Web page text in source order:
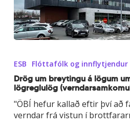
breytingu
á
lögum
um
útlendinga
ESB Flóttafólk og innflytjendur
Drög um breytingu á lögum
lögreglulög
"ÖBÍ hefur kallað eftir því að
verndar frá vistun í